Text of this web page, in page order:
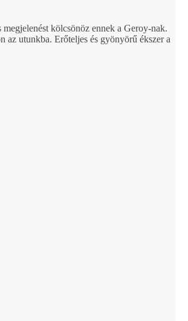
kölcsönöz ennek a Geroy-nak.
az utunkba. Erőteljes és gyönyörű ékszer a